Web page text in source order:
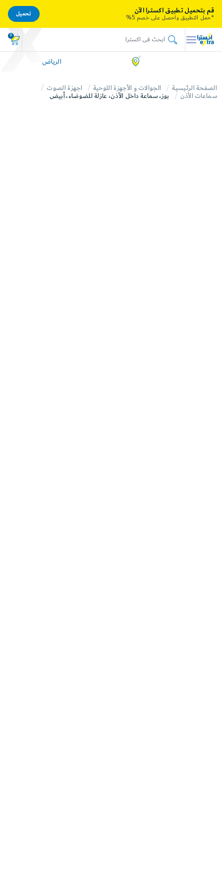
0
الرياض
الصفحة الرئيسية الجوالات و الأجهزة اللوحية
اجهزة الصوت
سماعات الأذن
بوز، سماعة داخل الأذن، عازلة للضوضاء، أبيض
قم بتحميل تطبيق اكسترا الآن
*حمل التطبيق واحصل على خصم 5%
تحميل